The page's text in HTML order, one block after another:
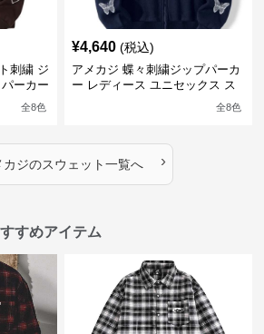
刺繍 ジ
ーカー
全8色
¥4,640 (税込)
アメカジ 蝶々刺繍ジップパーカ
ー レディース ユニセックス ス
全8色
カジのスウェット一覧へ ›
すめアイテム